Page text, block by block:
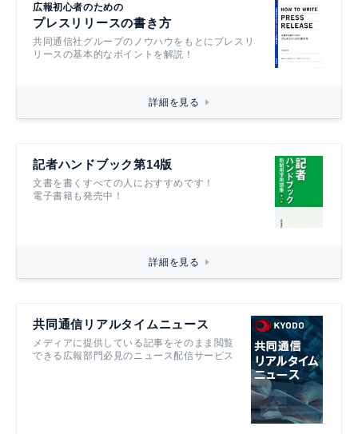
広報初心者のための
プレスリリースの書き方
共同通信社グループのノウハウをもとにプレスリ
リースの基本的なポイントを解説！
詳細を見る
記者ハンドブック第14版
文書を書くすべての人におすすめです！
電子書籍も発売中！
詳細を見る
共同通信リアルタイムニュース
メディアに提供している記事をそのまま閲覧
できる広報部門必見のニュース配信サービス